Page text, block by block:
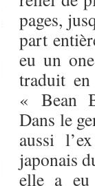
pages,
part
eu un
traduit
« Bean
Dans le
aussi
japonais
elle a eu